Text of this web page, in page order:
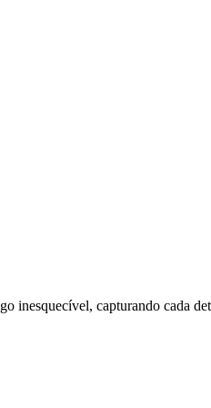
inesquecível, capturando cada